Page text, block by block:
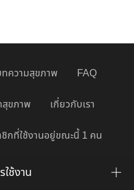
ความสุขภาพ FAQ
สุขภาพ เกี่ยวกับเรา
กที่ใช้งานอยู่ขณะนี้ 1 คน
ช้งาน